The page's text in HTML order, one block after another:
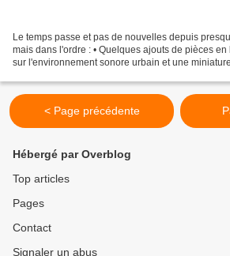
Le temps passe et pas de nouvelles depuis
mais dans l'ordre : • Quelques ajouts de pièces
sur l'environnement sonore urbain et une
< Page précédente
Hébergé par Overblog
Top articles
Pages
Contact
Signaler un abus